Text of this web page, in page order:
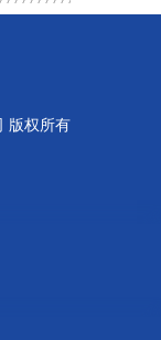
版权所有